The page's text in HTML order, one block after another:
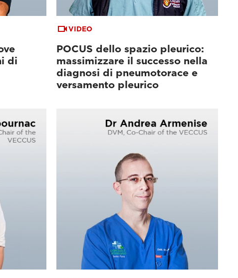
di
VIDEO
POCUS dello spazio pleurico:
massimizzare il successo nella
diagnosi di pneumotorace e
versamento pleurico